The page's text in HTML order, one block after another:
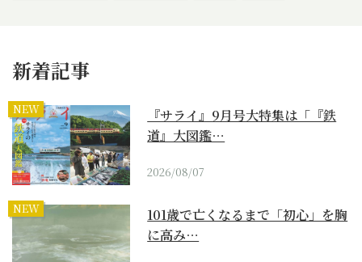
新着記事
NEW
『サライ』9月号大特集は「『鉄
道』大図鑑…
2026/08/07
NEW
101歳で亡くなるまで「初心」を胸
に高み…